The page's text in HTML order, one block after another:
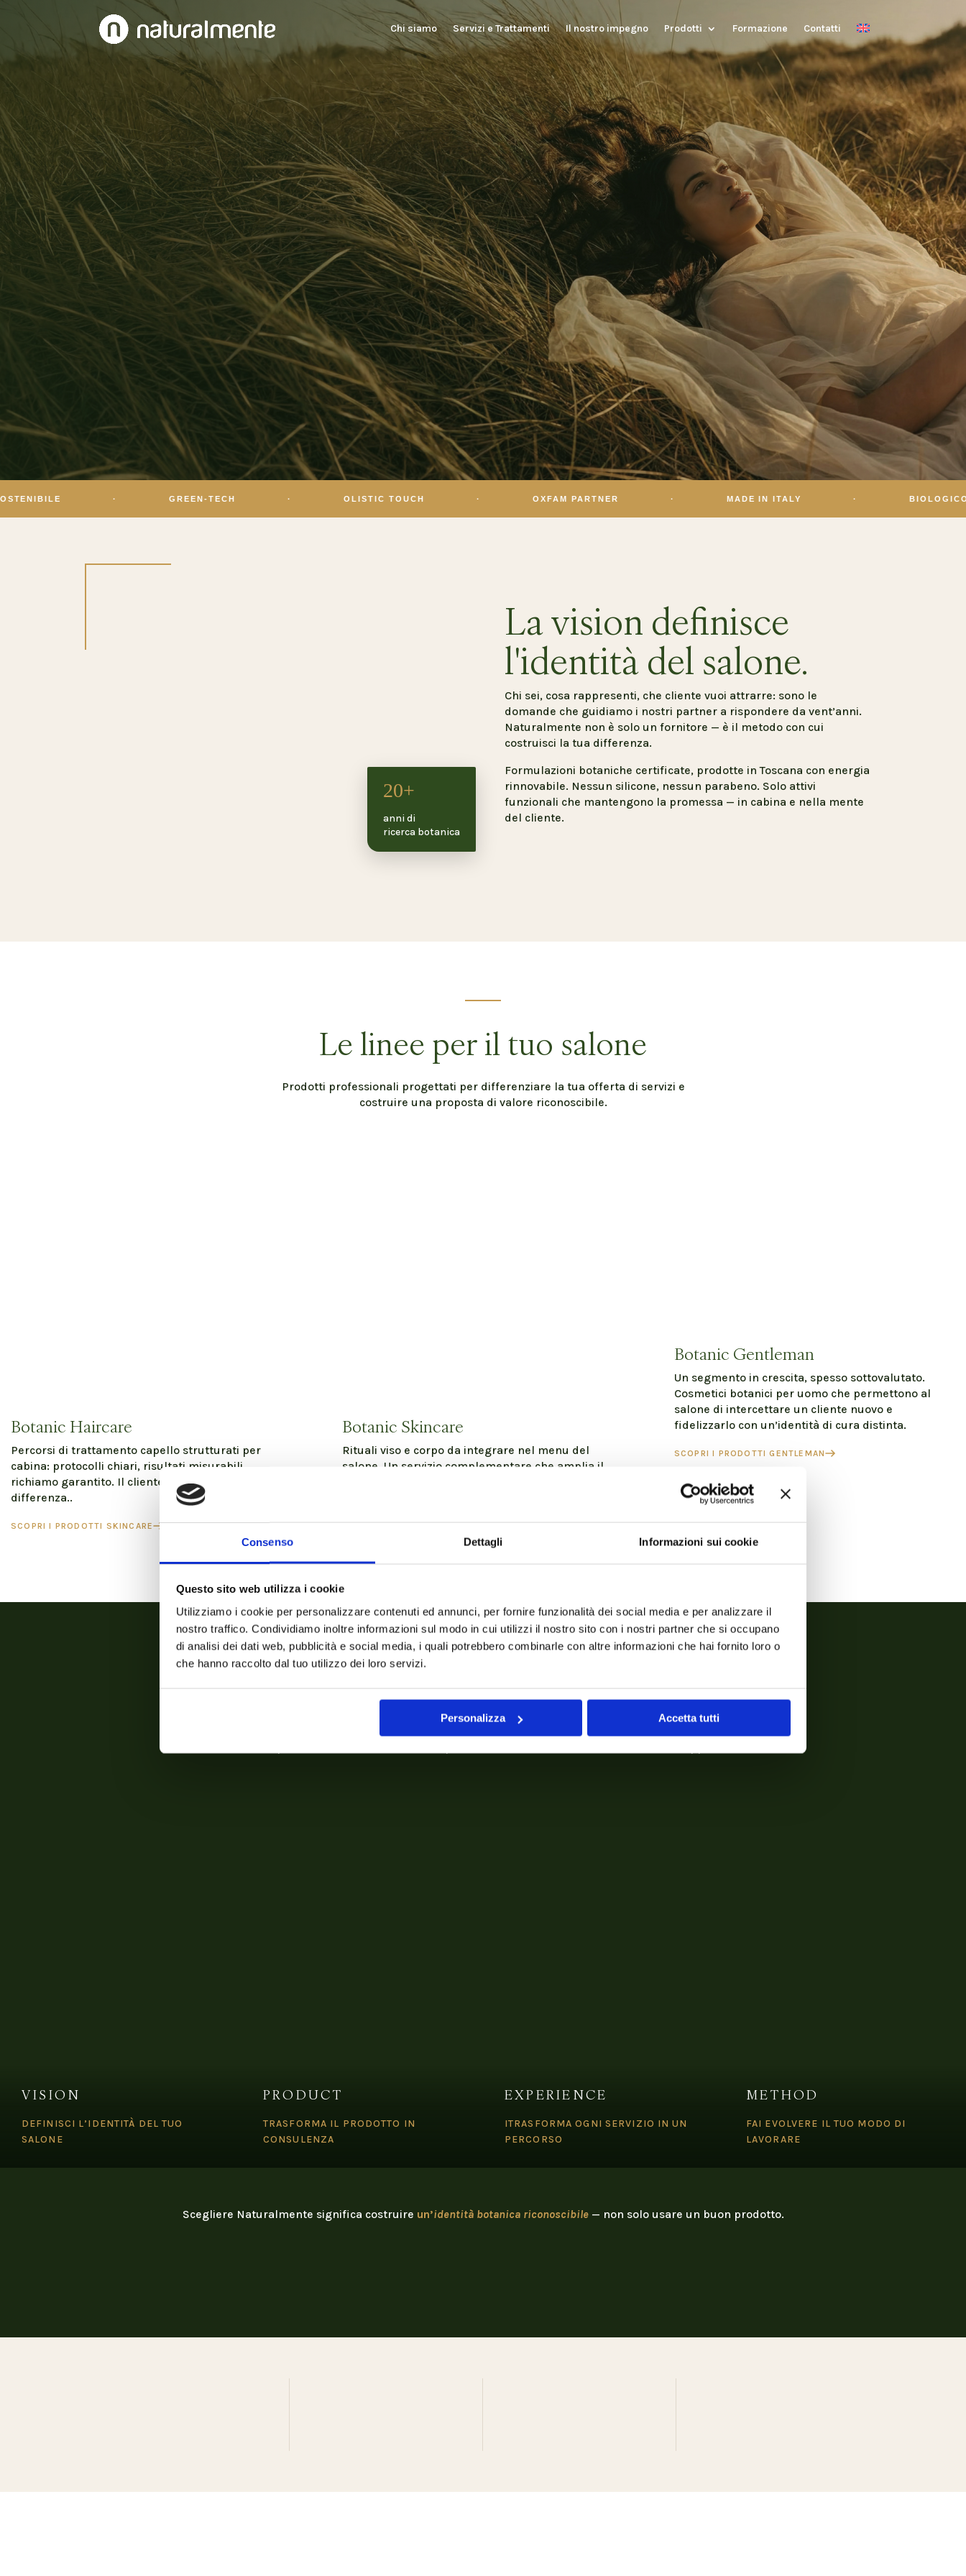
Consenso Dettagli Informazioni sui cookie
Questo sito web utilizza i cookie
Utilizziamo i cookie per personalizzare contenuti ed annunci, per fornire funzionalità dei social media e per analizzare il
nostro traffico. Condividiamo inoltre informazioni sul modo in cui utilizzi il nostro sito con i nostri partner che si occupano
di analisi dei dati web, pubblicità e social media, i quali potrebbero combinarle con altre informazioni che hai fornito loro o
che hanno raccolto dal tuo utilizzo dei loro servizi.
Personalizza Accetta tutti
Chi siamo Servizi e Trattamenti Il nostro impegno Prodotti Formazione Contatti
· GREEN-TECH · OLISTIC TOUCH · OXFAM PARTNER · MADE IN ITALY · BIOLOGICO ·
20+
anni di
ricerca botanica
La vision definisce
l'identità del salone.
Chi sei, cosa rappresenti, che cliente vuoi attrarre: sono le
domande che guidiamo i nostri partner a rispondere da vent’anni.
Naturalmente non è solo un fornitore — è il metodo con cui
costruisci la tua differenza.
Formulazioni botaniche certificate, prodotte in Toscana con energia
rinnovabile. Nessun silicone, nessun parabeno. Solo attivi
funzionali che mantengono la promessa — in cabina e nella mente
del cliente.
Le linee per il tuo salone
Prodotti professionali progettati per differenziare la tua offerta di servizi e
costruire una proposta di valore riconoscibile.
Botanic Haircare
Percorsi di trattamento capello strutturati per
cabina: protocolli chiari, risultati misurabili,
richiamo garantito. Il cliente torna perché sente la
differenza..
SCOPRI I PRODOTTI SKINCARE
Botanic Skincare
Rituali viso e corpo da integrare nel menu del
salone. Un servizio complementare che amplia il
SCOPRI I PRODOTTI SKINCARE
Botanic Gentleman
Un segmento in crescita, spesso sottovalutato.
Cosmetici botanici per uomo che permettono al
salone di intercettare un cliente nuovo e
fidelizzarlo con un’identità di cura distinta.
SCOPRI I PRODOTTI GENTLEMAN
Quattro ragioni per scegliere Naturalmente
VISION
DEFINISCI L’IDENTITÀ DEL TUO
SALONE
PRODUCT
TRASFORMA IL PRODOTTO IN
CONSULENZA
EXPERIENCE
ITRASFORMA OGNI SERVIZIO IN UN
PERCORSO
METHOD
FAI EVOLVERE IL TUO MODO DI
LAVORARE
Scegliere Naturalmente significa costruire un’identità botanica riconoscibile— non solo usare un buon prodotto.